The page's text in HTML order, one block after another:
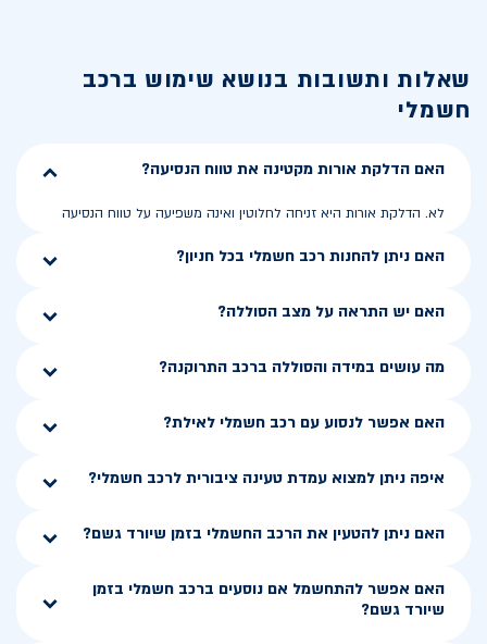
שאלות ותשובות בנושא שימוש ברכב
חשמלי
האם הדלקת אורות מקטינה את טווח הנסיעה?
לא. הדלקת אורות היא זניחה לחלוטין ואינה משפיעה על טווח הנסיעה
האם ניתן להחנות רכב חשמלי בכל חניון?
האם יש התראה על מצב הסוללה?
מה עושים במידה והסוללה ברכב התרוקנה?
האם אפשר לנסוע עם רכב חשמלי לאילת?
איפה ניתן למצוא עמדת טעינה ציבורית לרכב חשמלי?
האם ניתן להטעין את הרכב החשמלי בזמן שיורד גשם?
האם אפשר להתחשמל אם נוסעים ברכב חשמלי בזמן
שיורד גשם?